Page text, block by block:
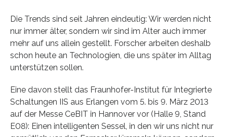
Die Trends sind seit Jahren eindeutig: Wir werden nicht
nur immer älter, sondern wir sind im Alter auch immer
mehr auf uns allein gestellt. Forscher arbeiten deshalb
schon heute an Technologien, die uns später im Alltag
unterstützen sollen.
Eine davon stellt das Fraunhofer-Institut für Integrierte
Schaltungen IIS aus Erlangen vom 5. bis 9. März 2013
auf der Messe CeBIT in Hannover vor (Halle 9, Stand
E08): Einen intelligenten Sessel, in den wir uns nicht nur